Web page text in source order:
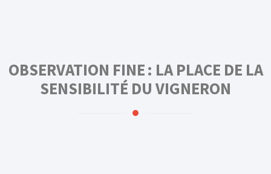
OBSERVATION FINE : LA PLACE DE LA
SENSIBILITÉ DU VIGNERON